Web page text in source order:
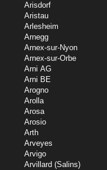
Arisdorf
Aristau
Arlesheim
Arnegg
Arnex-sur-Nyon
Arnex-sur-Orbe
Arni AG
Arni BE
Arogno
Arolla
Arosa
Arosio
Arth
Arveyes
Arvigo
Arvillard (Salins)